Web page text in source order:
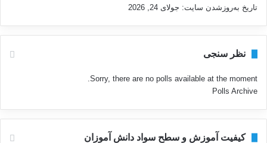
تاریخ به‌روزشدن سایت: جولای 24, 2026
نظر سنجی
Sorry, there are no polls available at the moment.
Polls Archive
کیفیت آموزش و سطح سواد دانش آموزان